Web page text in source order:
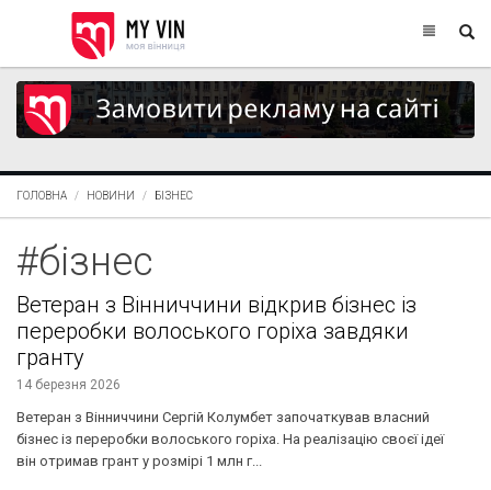
ГОЛОВНА НОВИНИ БІЗНЕС
#бізнес
Ветеран з Вінниччини відкрив бізнес із
переробки волоського горіха завдяки
гранту
14 березня 2026
Ветеран з Вінниччини Сергій Колумбет започаткував власний
бізнес із переробки волоського горіха. На реалізацію своєї ідеї
він отримав грант у розмірі 1 млн г...